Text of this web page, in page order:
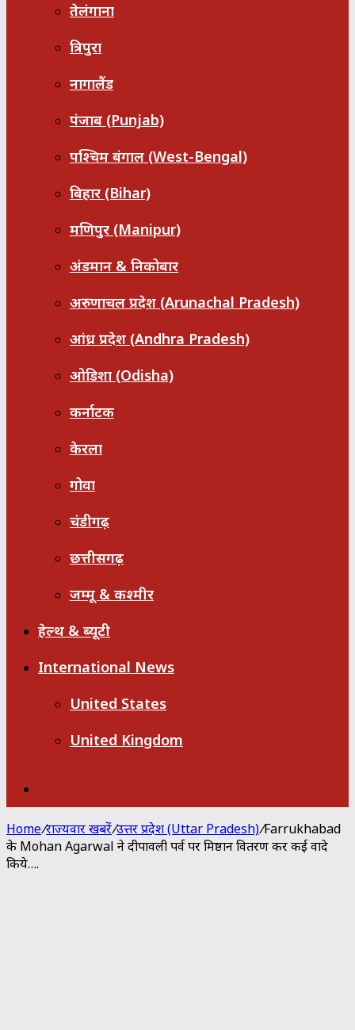
तेलंगाना
त्रिपुरा
नागालैंड
पंजाब (Punjab)
पश्चिम बंगाल (West-Bengal)
बिहार (Bihar)
मणिपुर (Manipur)
अंडमान & निकोबार
अरुणाचल प्रदेश (Arunachal Pradesh)
आंध्र प्रदेश (Andhra Pradesh)
ओडिशा (Odisha)
कर्नाटक
केरला
गोवा
चंडीगढ़
छत्तीसगढ़
जम्मू & कश्मीर
हेल्थ & ब्यूटी
International News
United States
United Kingdom
for
Home/राज्यवार खबरें/उत्तर प्रदेश (Uttar Pradesh)/Farrukhabad
के Mohan Agarwal ने दीपावली पर्व पर मिष्ठान वितरण कर कई वादे
किये….